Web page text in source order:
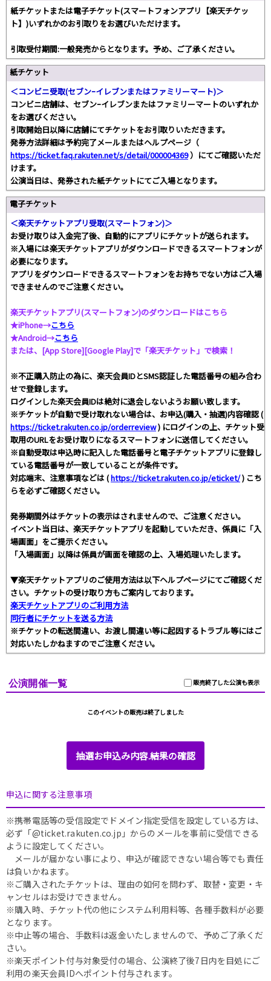
紙チケットまたは電子チケット(スマートフォンアプリ【楽天チケッ
ト】)いずれかのお引取りをお選びいただけます。
引取受付期間:一般発売からとなります。予め、ご了承ください。
紙チケット
＜コンビニ受取(セブンｰイレブンまたはファミリーマート)＞
コンビニ店舗は、セブンｰイレブンまたはファミリーマートのいずれか
をお選びください。
引取開始日以降に店舗にてチケットをお引取りいただきます。
発券方法詳細は予約完了メールまたはヘルプページ（
https://ticket.faq.rakuten.net/s/detail/000004369）にてご確認いただ
けます。
公演当日は、発券された紙チケットにてご入場となります。
電子チケット
＜楽天チケットアプリ受取(スマートフォン)＞
お受け取りは入金完了後、自動的にアプリにチケットが送られます。
※入場には楽天チケットアプリがダウンロードできるスマートフォンが
必要になります。
アプリをダウンロードできるスマートフォンをお持ちでない方はご入場
できませんのでご注意ください。
楽天チケットアプリ(スマートフォン)のダウンロードはこちら
★iPhone→こちら
★Android→こちら
または、[App Store][Google Play]で「楽天チケット」で検索！
※不正購入防止の為に、楽天会員IDとSMS認証した電話番号の組み合わ
せで登録します。
ログインした楽天会員IDは絶対に退会しないようお願い致します。
※チケットが自動で受け取れない場合は、お申込(購入・抽選)内容確認 (
https://ticket.rakuten.co.jp/orderreview) にログインの上、チケット受
取用のURLをお受け取りになるスマートフォンに送信してください。
※自動受取は申込時に記入した電話番号と電子チケットアプリに登録し
ている電話番号が一致していることが条件です。
対応端末、注意事項などは (https://ticket.rakuten.co.jp/eticket/) こち
らを必ずご確認ください。
発券期間外はチケットの表示はされませんので、ご注意ください。
イベント当日は、楽天チケットアプリを起動していただき、係員に「入
場画面」をご提示ください。
「入場画面」以降は係員が画面を確認の上、入場処理いたします。
▼楽天チケットアプリのご使用方法は以下ヘルプページにてご確認くだ
さい。チケットの受け取り方もご案内しております。
楽天チケットアプリのご利用方法
同行者にチケットを送る方法
※チケットの転送間違い、お渡し間違い等に起因するトラブル等にはご
対応いたしかねますのでご注意ください。
販売終了した公演も表示
公演開催一覧
このイベントの販売は終了しました
抽選お申込み内容.結果の確認
申込に関する注意事項
※携帯電話等の受信設定でドメイン指定受信を設定している方は、
必ず「@ticket.rakuten.co.jp」からのメールを事前に受信できる
ように設定してください。
メールが届かない事により、申込が確認できない場合等でも責任
は負いかねます。
※ご購入されたチケットは、理由の如何を問わず、取替・変更・キ
ャンセルはお受けできません。
※購入時、チケット代の他にシステム利用料等、各種手数料が必要
となります。
※中止等の場合、手数料は返金いたしませんので、予めご了承くだ
さい。
※楽天ポイント付与対象受付の場合、公演終了後7日内を目処にご
利用の楽天会員IDへポイント付与されます。